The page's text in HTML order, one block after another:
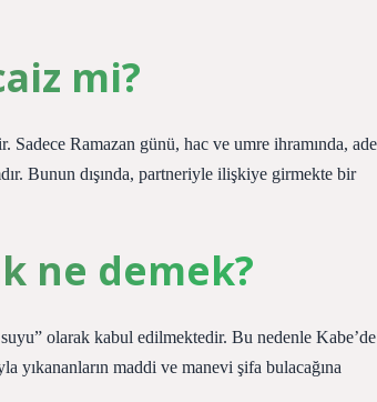
mi?
Ramazan günü, hac ve umre ihramında,
Bunun dışında, partneriyle ilişkiye girmekte bir
ne demek?
olarak kabul edilmektedir. Bu nedenle Kabe’de
yıkananların maddi ve manevi şifa bulacağına